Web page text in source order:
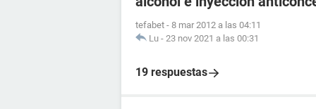
tefabet - 8 mar 2012 a las 04:11
Lu - 23 nov 2021 a las 00:31
19 respuestas